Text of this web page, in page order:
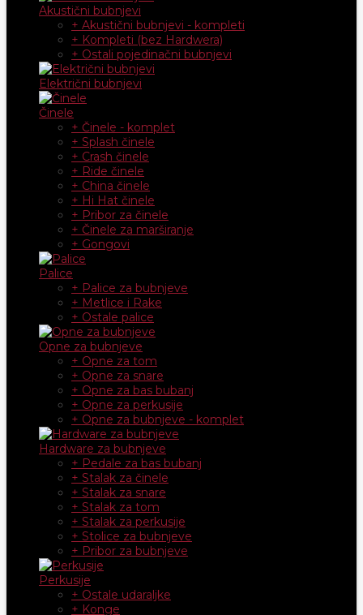
Akustični bubnjevi
+ Akustični bubnjevi - kompleti
+ Kompleti (bez Hardwera)
+ Ostali pojedinačni bubnjevi
Električni bubnjevi
Činele
+ Činele - komplet
+ Splash činele
+ Crash činele
+ Ride činele
+ China činele
+ Hi Hat činele
+ Pribor za činele
+ Činele za marširanje
+ Gongovi
Palice
+ Palice za bubnjeve
+ Metlice i Rake
+ Ostale palice
Opne za bubnjeve
+ Opne za tom
+ Opne za snare
+ Opne za bas bubanj
+ Opne za perkusije
+ Opne za bubnjeve - komplet
Hardware za bubnjeve
+ Pedale za bas bubanj
+ Stalak za činele
+ Stalak za snare
+ Stalak za tom
+ Stalak za perkusije
+ Stolice za bubnjeve
+ Pribor za bubnjeve
Perkusije
+ Ostale udaraljke
+ Konge